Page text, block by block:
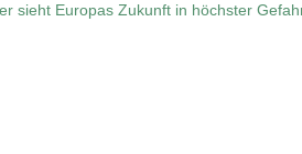
sieht Europas Zukunft in höchster